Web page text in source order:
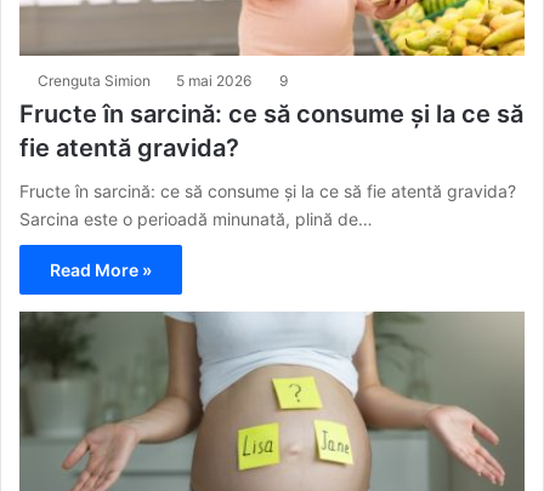
Crenguta Simion 5 mai 2026 9
Fructe în sarcină: ce să consume și la ce să
fie atentă gravida?
Fructe în sarcină: ce să consume și la ce să fie atentă gravida?
Sarcina este o perioadă minunată, plină de…
Read More »